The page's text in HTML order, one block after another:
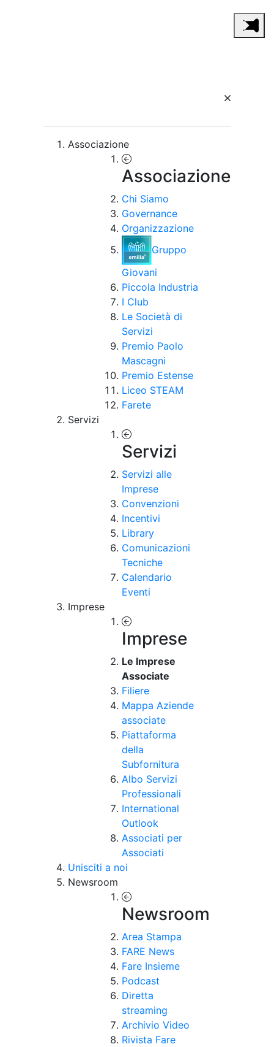
Associazione
Associazione
Chi Siamo
Governance
Organizzazione
Gruppo
Giovani
Piccola Industria
I Club
Le Società di
Servizi
Premio Paolo
Mascagni
Premio Estense
Liceo STEAM
Farete
Servizi
Servizi
Servizi alle
Imprese
Convenzioni
Incentivi
Library
Comunicazioni
Tecniche
Calendario
Eventi
Imprese
Imprese
Le Imprese
Associate
Filiere
Mappa Aziende
associate
Piattaforma
della
Subfornitura
Albo Servizi
Professionali
International
Outlook
Associati per
Associati
Unisciti a noi
Newsroom
Newsroom
Area Stampa
FARE News
Fare Insieme
Podcast
Diretta
streaming
Archivio Video
Rivista Fare